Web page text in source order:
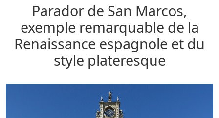
Parador de San Marcos,
exemple remarquable de la
Renaissance espagnole et du
style plateresque